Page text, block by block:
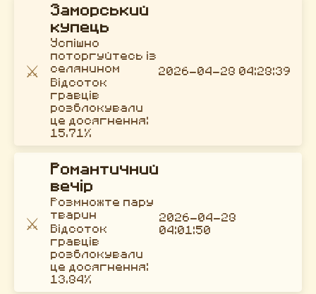
⚔️
Заморський
купець
Успішно
поторгуйтесь із
селянином
Відсоток
гравців
розблокували
це досягнення:
15.71%
2026-04-28 04:28:39
⚔️
Романтичний
вечір
Розмножте пару
тварин
Відсоток
гравців
розблокували
це досягнення:
13.84%
2026-04-28
04:01:50